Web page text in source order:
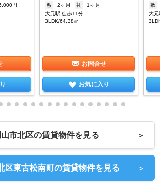
円
敷
2ヶ月 礼
1ヶ月
大元駅 徒歩11分
3LDK/64.38㎡
お問合せ
お気に入り
敷
大
山市北区の賃貸物件を見る ＞
区東古松南町の賃貸物件を見る ＞